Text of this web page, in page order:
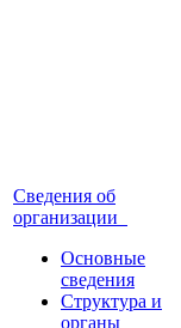
Сведения об
организации
Основные
сведения
Структура и
органы